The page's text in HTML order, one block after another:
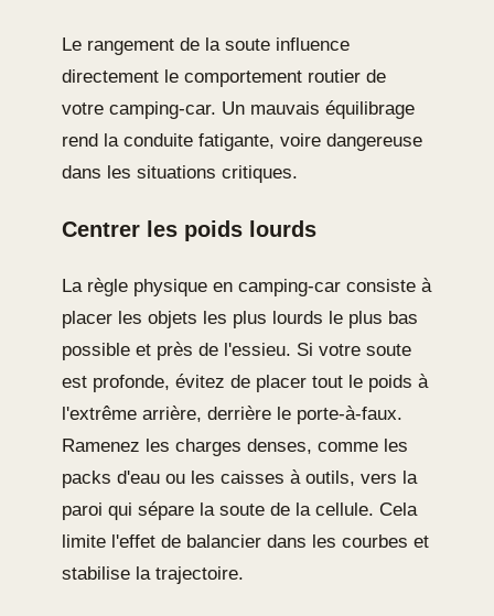
Le rangement de la soute influence
directement le comportement routier de
votre camping-car. Un mauvais équilibrage
rend la conduite fatigante, voire dangereuse
dans les situations critiques.
Centrer les poids lourds
La règle physique en camping-car consiste à
placer les objets les plus lourds le plus bas
possible et près de l'essieu. Si votre soute
est profonde, évitez de placer tout le poids à
l'extrême arrière, derrière le porte-à-faux.
Ramenez les charges denses, comme les
packs d'eau ou les caisses à outils, vers la
paroi qui sépare la soute de la cellule. Cela
limite l'effet de balancier dans les courbes et
stabilise la trajectoire.